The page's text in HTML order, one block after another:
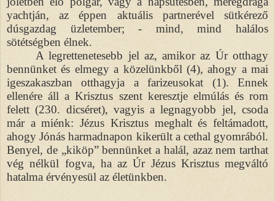
yachtján, az éppen aktuális partnerével sütkérező
dúsgazdag üzletember; - mind, mind halálos
sötétségben élnek.
A legrettenetesebb jel az, amikor az Úr otthagy
bennünket és elmegy a közelünkből (4), ahogy a mai
igeszakaszban otthagyja a farizeusokat (1). Ennek
ellenére áll a Krisztus szent keresztje elmúlás és rom
felett (230. dicséret), vagyis a legnagyobb jel, csoda
már a miénk: Jézus Krisztus meghalt és feltámadott,
ahogy Jónás harmadnapon kikerült a cethal gyomrából.
Benyel, de „kiköp” bennünket a halál, azaz nem tarthat
vég nélkül fogva, ha az Úr Jézus Krisztus megváltó
hatalma érvényesül az életünkben.